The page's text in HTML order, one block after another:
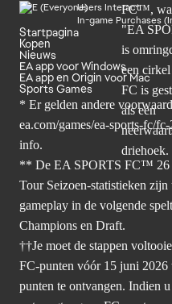
Users Interact
In-game Purchases
Startpagina
Kopen
Nieuws
EA app voor Windows
EA app en Origin voor Mac
Sports Games
* Er gelden andere
ea.com/games/ea-sports-fc/
info.
** De EA SPORTS FC™ 26
Tour Seizoen-statistieken
gameplay in de volgende
Champions en Draft.
††Je moet de stappen
FC-punten vóór 15 juni
punten te ontvangen. Indien